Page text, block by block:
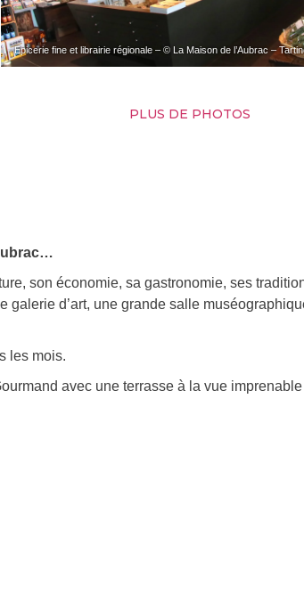
Epicerie fine et librairie régionale – © La Maison de l’Aubrac –
PLUS DE PHOTOS
son économie, sa gastronomie, ses
galerie d’art, une grande salle
les mois.
avec une terrasse à la vue imprenable